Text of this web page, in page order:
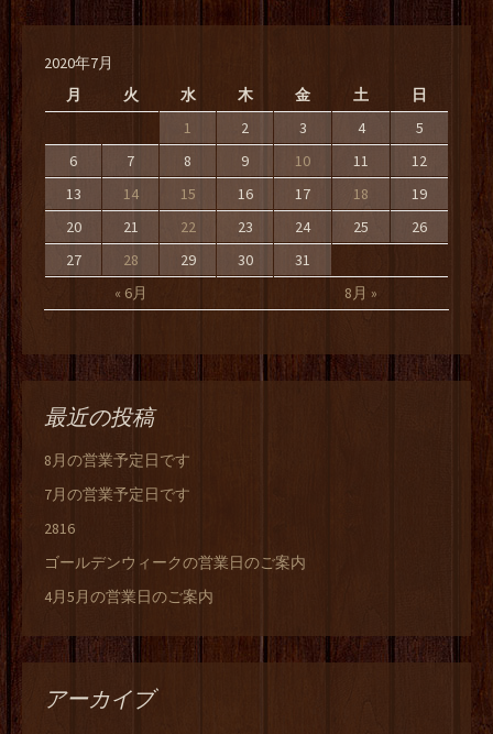
2020年7月
月
火 水 木 金 土 日
« 6月 8月 »
1 2 3 4
5
6
7 8 9 10 11
12
13
14 15 16 17 18
19
20
21 22 23 24 25
26
27
28 29 30 31
最近の投稿
8月の営業予定日です
7月の営業予定日です
2816
ゴールデンウィークの営業日のご案内
4月5月の営業日のご案内
アーカイブ